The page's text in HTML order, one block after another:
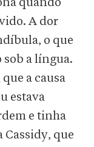
quando
A dor
o que
sob a língua.
a causa
estava
e tinha
Cassidy, que